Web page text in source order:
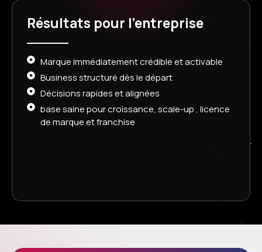
Résultats pour l’entreprise
Marque immédiatement crédible et activable
Business structuré dès le départ
Décisions rapides et alignées
base saine pour croissance, scale-up , licence
de marque et franchise